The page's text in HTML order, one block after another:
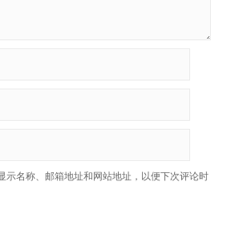
示名称、邮箱地址和网站地址，以便下次评论时